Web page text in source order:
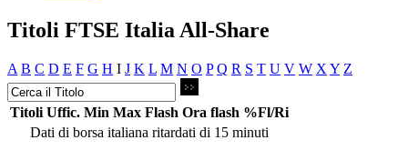
Titoli FTSE Italia All-Share
A B C D E F G H I J K L M N O P Q R S T U V W X Y Z
Titoli Uffic. Min Max Flash Ora flash %Fl/Ri
Dati di borsa italiana ritardati di 15 minuti